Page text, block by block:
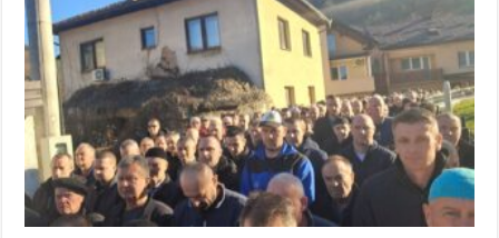
dženaza
GAČO
(AHMED)
SEADU
iz
Fojnice